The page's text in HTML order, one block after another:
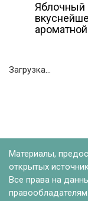
Яблочный
Загрузка...
Материалы,
открытых
Все права на